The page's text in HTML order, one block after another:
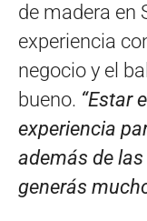
de madera en
experiencia
negocio y el
bueno. “Estar
experiencia
además de
generás